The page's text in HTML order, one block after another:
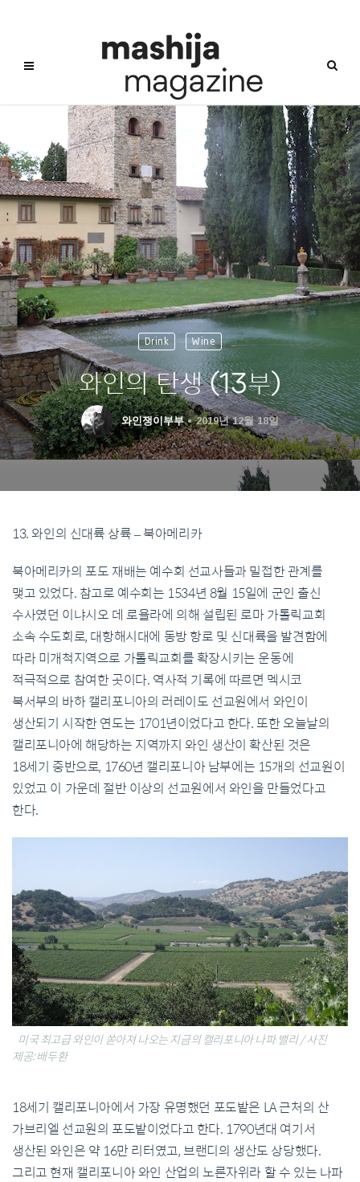
Drink Wine
와인의 탄생 (13부)
와인쟁이부부 2019년 12월 18일
13. 와인의 신대륙 상륙 – 북아메리카
북아메리카의 포도 재배는 예수회 선교사들과 밀접한 관계를
맺고 있었다. 참고로 예수회는 1534년 8월 15일에 군인 출신
수사였던 이냐시오 데 로욜라에 의해 설립된 로마 가톨릭교회
소속 수도회로, 대항해시대에 동방 항로 및 신대륙을 발견함에
따라 미개척지역으로 가톨릭교회를 확장시키는 운동에
적극적으로 참여한 곳이다. 역사적 기록에 따르면 멕시코
북서부의 바하 캘리포니아의 러레이도 선교원에서 와인이
생산되기 시작한 연도는 1701년이었다고 한다. 또한 오늘날의
캘리포니아에 해당하는 지역까지 와인 생산이 확산된 것은
18세기 중반으로, 1760년 캘리포니아 남부에는 15개의 선교원이
있었고 이 가운데 절반 이상의 선교원에서 와인을 만들었다고
한다.
미국 최고급 와인이 쏟아져 나오는 지금의 캘리포니아 나파 밸리 / 사진
제공: 배두환
18세기 캘리포니아에서 가장 유명했던 포도밭은 LA 근처의 산
가브리엘 선교원의 포도밭이었다고 한다. 1790년대 여기서
생산된 와인은 약 16만 리터였고, 브랜디의 생산도 상당했다.
그리고 현재 캘리포니아 와인 산업의 노른자위라 할 수 있는 나파